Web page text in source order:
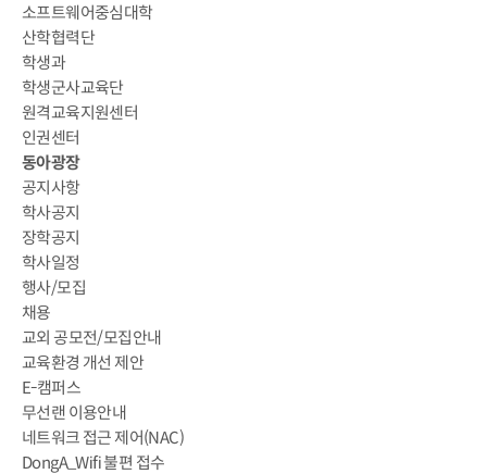
소프트웨어중심대학
산학협력단
학생과
학생군사교육단
원격교육지원센터
인권센터
동아광장
공지사항
학사공지
장학공지
학사일정
행사/모집
채용
교외 공모전/모집안내
교육환경 개선 제안
E-캠퍼스
무선랜 이용안내
네트워크 접근 제어(NAC)
DongA_Wifi 불편 접수